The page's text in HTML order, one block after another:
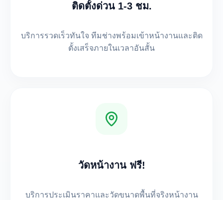
ติดตั้งด่วน 1-3 ชม.
บริการรวดเร็วทันใจ ทีมช่างพร้อมเข้าหน้างานและติด
ตั้งเสร็จภายในเวลาอันสั้น
วัดหน้างาน ฟรี!
บริการประเมินราคาและวัดขนาดพื้นที่จริงหน้างาน